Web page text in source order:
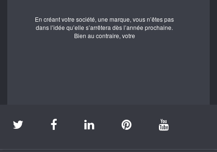
En créant votre société, une marque, vous n’êtes pas
dans l’idée qu’elle s’arrêtera dès l’année prochaine.
Bien au contraire, votre